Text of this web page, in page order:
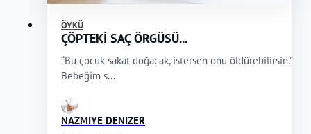
ÖYKÜ
ÇÖPTEKİ SAÇ ÖRGÜSÜ...
“Bu çocuk sakat doğacak, istersen onu öldürebilirsin.”
Bebeğim s...
NAZMIYE DENIZER